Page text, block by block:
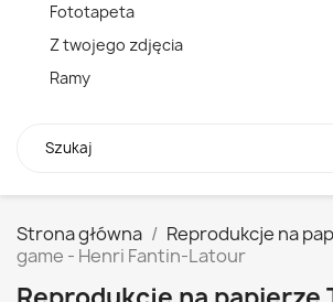
Fototapeta
Z twojego zdjęcia
Ramy
Strona główna Reprodukcje na
game - Henri Fantin-Latour